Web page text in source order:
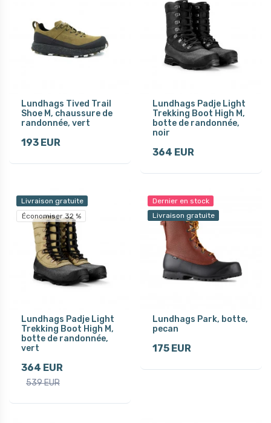
Lundhags Tived Trail
Shoe M, chaussure de
randonnée, vert
193 EUR
Lundhags Padje Light
Trekking Boot High M,
botte de randonnée,
noir
364 EUR
Livraison gratuite
Économiser 32 %
Lundhags Padje Light
Trekking Boot High M,
botte de randonnée,
vert
364 EUR
539 EUR
Dernier en stock
Livraison gratuite
Lundhags Park, botte,
pecan
175 EUR